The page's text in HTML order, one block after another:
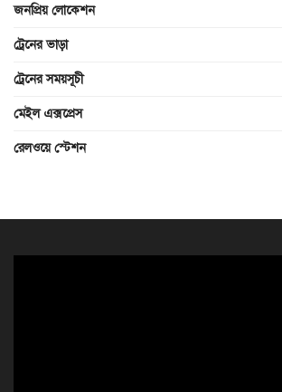
জনপ্রিয় লোকেশন
ট্রেনের ভাড়া
ট্রেনের সময়সূচী
মেইল এক্সপ্রেস
রেলওয়ে স্টেশন